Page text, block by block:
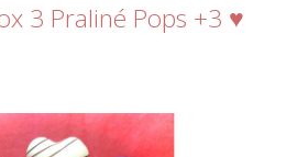
3 Praliné Pops +3 ♥